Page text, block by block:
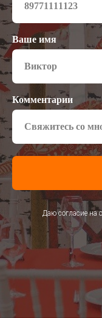
Ваше имя
Комментарии
Даю согласие на